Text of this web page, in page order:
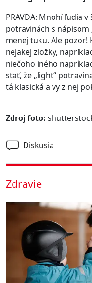
PRAVDA: Mnohí ľudia
potravinách s nápisom
menej tuku. Ale pozor!
nejakej zložky,
niečoho iného
stať, že „light“
tá klasická a vy z nej
Zdroj foto:
Diskusia
Zdravie